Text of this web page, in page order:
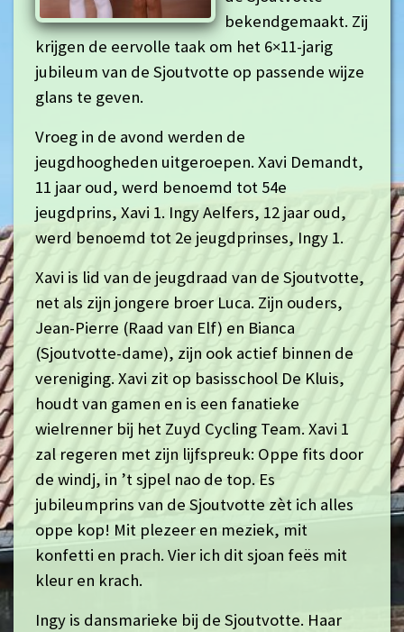
bekendgemaakt. Zij
krijgen de eervolle taak om het 6×11-jarig
jubileum van de Sjoutvotte op passende wijze
glans te geven.
Vroeg in de avond werden de
jeugdhoogheden uitgeroepen. Xavi Demandt,
11 jaar oud, werd benoemd tot 54e
jeugdprins, Xavi 1. Ingy Aelfers, 12 jaar oud,
werd benoemd tot 2e jeugdprinses, Ingy 1.
Xavi is lid van de jeugdraad van de Sjoutvotte,
net als zijn jongere broer Luca. Zijn ouders,
Jean-Pierre (Raad van Elf) en Bianca
(Sjoutvotte-dame), zijn ook actief binnen de
vereniging. Xavi zit op basisschool De Kluis,
houdt van gamen en is een fanatieke
wielrenner bij het Zuyd Cycling Team. Xavi 1
zal regeren met zijn lijfspreuk: Oppe fits door
de windj, in ’t sjpel nao de top. Es
jubileumprins van de Sjoutvotte zèt ich alles
oppe kop! Mit plezeer en meziek, mit
konfetti en prach. Vier ich dit sjoan feës mit
kleur en krach.
Ingy is dansmarieke bij de Sjoutvotte. Haar